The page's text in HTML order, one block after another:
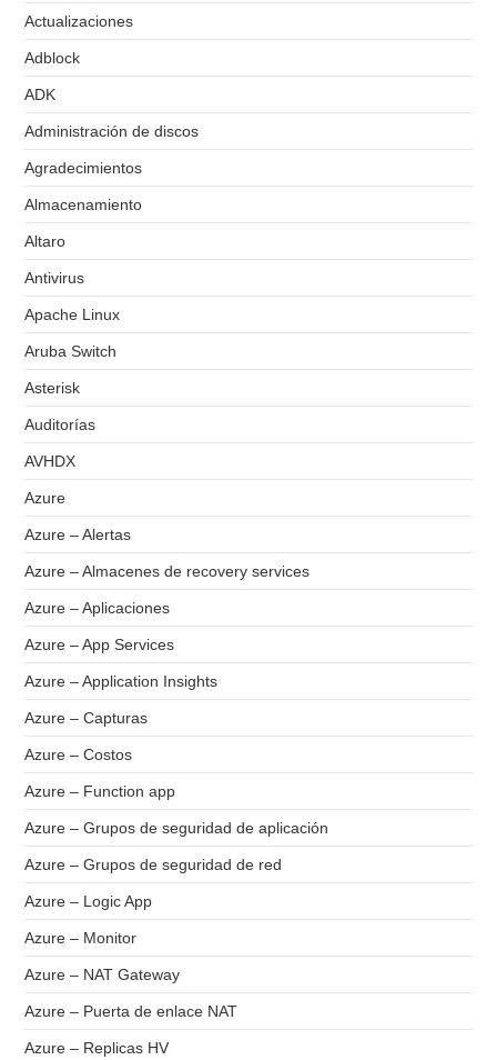
Actualizaciones
Adblock
ADK
Administración de discos
Agradecimientos
Almacenamiento
Altaro
Antivirus
Apache Linux
Aruba Switch
Asterisk
Auditorías
AVHDX
Azure
Azure – Alertas
Azure – Almacenes de recovery services
Azure – Aplicaciones
Azure – App Services
Azure – Application Insights
Azure – Capturas
Azure – Costos
Azure – Function app
Azure – Grupos de seguridad de aplicación
Azure – Grupos de seguridad de red
Azure – Logic App
Azure – Monitor
Azure – NAT Gateway
Azure – Puerta de enlace NAT
Azure – Replicas HV